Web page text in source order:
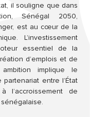
il souligne que dans
Sénégal 2050,
est au cœur de la
L’investissement
essentiel de la
d’emplois et de
implique le
entre l’État
de